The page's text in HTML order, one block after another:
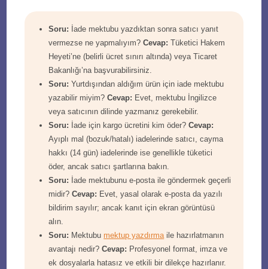
Soru: İade mektubu yazdıktan sonra satıcı yanıt
vermezse ne yapmalıyım?Cevap: Tüketici Hakem
Heyeti’ne (belirli ücret sınırı altında) veya Ticaret
Bakanlığı’na başvurabilirsiniz.
Soru: Yurtdışından aldığım ürün için iade mektubu
yazabilir miyim?Cevap: Evet, mektubu İngilizce
veya satıcının dilinde yazmanız gerekebilir.
Soru: İade için kargo ücretini kim öder?Cevap:
Ayıplı mal (bozuk/hatalı) iadelerinde satıcı, cayma
hakkı (14 gün) iadelerinde ise genellikle tüketici
öder, ancak satıcı şartlarına bakın.
Soru: İade mektubunu e-posta ile göndermek geçerli
midir?Cevap: Evet, yasal olarak e-posta da yazılı
bildirim sayılır; ancak kanıt için ekran görüntüsü
alın.
Soru: Mektubu mektup yazdırma ile hazırlatmanın
avantajı nedir?Cevap: Profesyonel format, imza ve
ek dosyalarla hatasız ve etkili bir dilekçe hazırlanır.